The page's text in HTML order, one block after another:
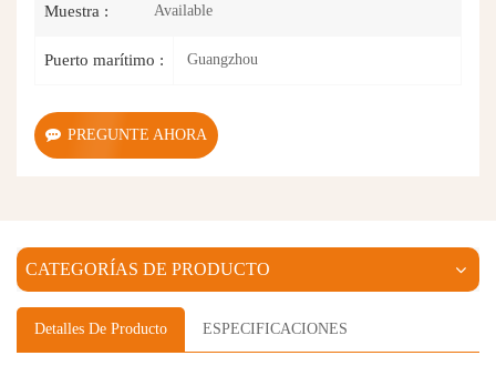
Muestra : Available
Puerto marítimo : Guangzhou
PREGUNTE AHORA
CATEGORÍAS DE PRODUCTO
Detalles De Producto ESPECIFICACIONES